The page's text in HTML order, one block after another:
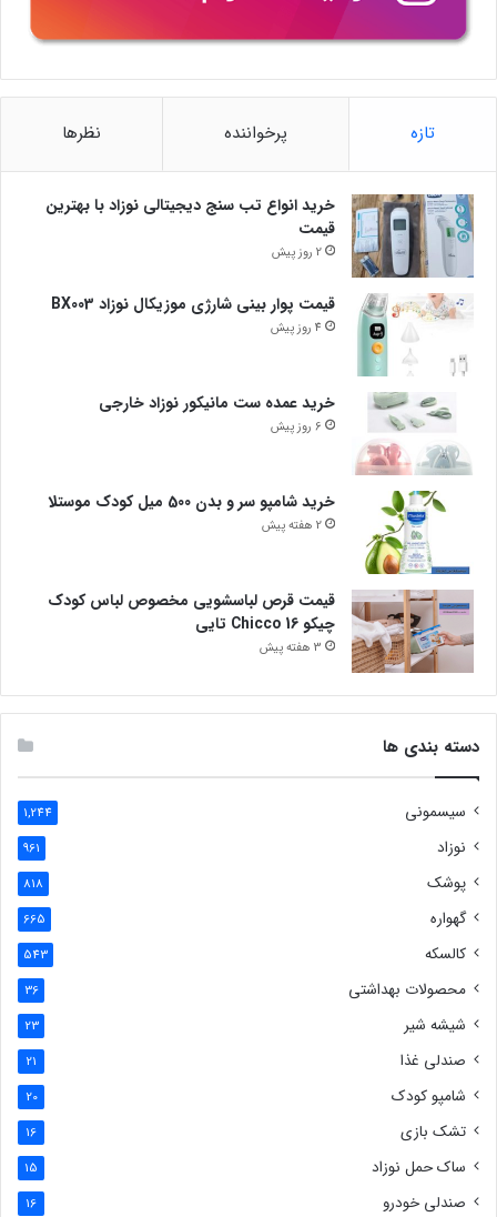
تازه پرخواننده نظرها
خرید انواع تب سنج دیجیتالی نوزاد با بهترین
قیمت
2 روز پیش
قیمت پوار بینی شارژی موزیکال نوزاد BX003
4 روز پیش
خرید عمده ست مانیکور نوزاد خارجی
6 روز پیش
خرید شامپو سر و بدن 500 میل کودک موستلا
2 هفته پیش
قیمت قرص لباسشویی مخصوص لباس کودک
چیکو Chicco 16 تایی
3 هفته پیش
دسته بندی ها
سیسمونی 1,244
نوزاد 961
پوشک 818
گهواره 665
کالسکه 543
محصولات بهداشتی 36
شیشه شیر 23
صندلی غذا 21
شامپو کودک 20
تشک بازی 16
ساک حمل نوزاد 15
صندلی خودرو 16